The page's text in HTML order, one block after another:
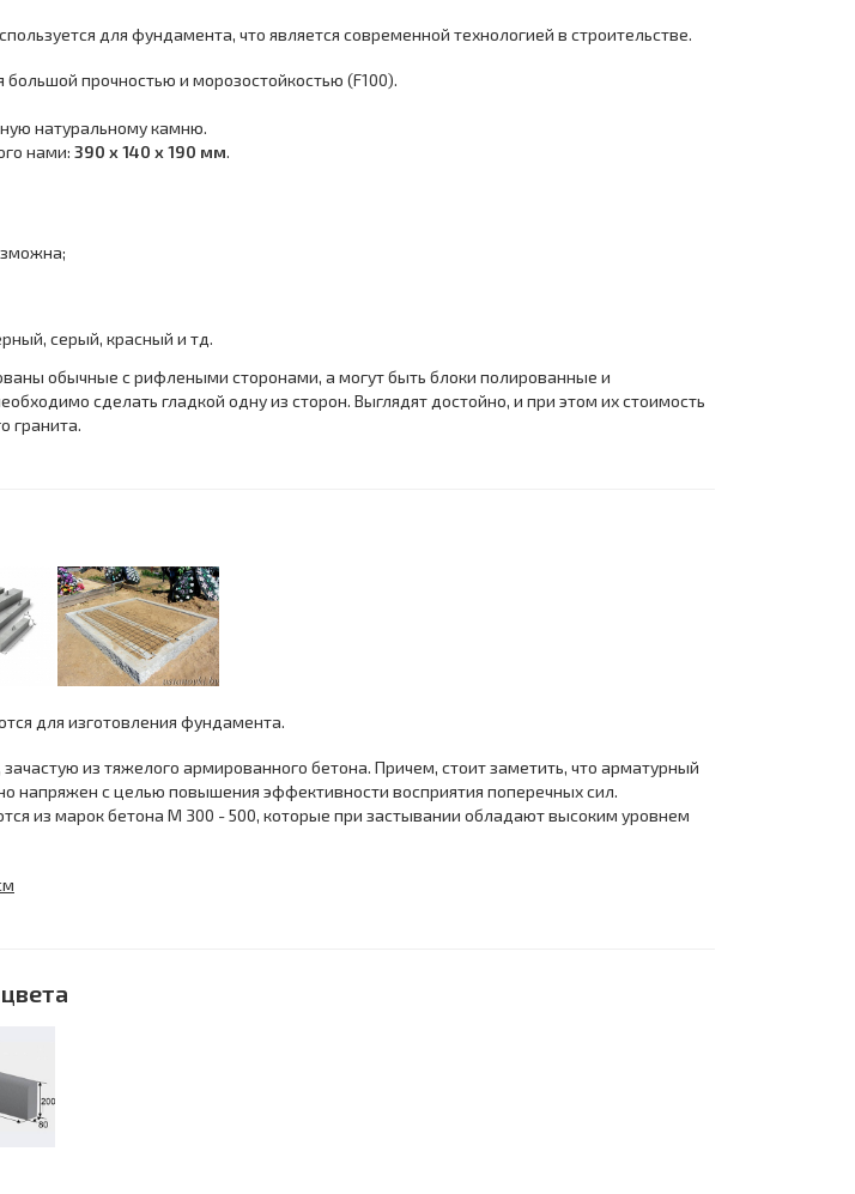
для фундамента, что является современной технологией в строительстве.
прочностью и морозостойкостью (F100).
натуральному камню.
нами: 390 х 140 х 190 мм.
серый, красный и тд.
обычные с рифлеными сторонами, а могут быть блоки полированные и
сделать гладкой одну из сторон. Выглядят достойно, и при этом их стоимость
гранита.
для изготовления фундамента.
из тяжелого армированного бетона. Причем, стоит заметить, что арматурный
напряжен с целью повышения эффективности восприятия поперечных сил.
из марок бетона М 300 - 500, которые при застывании обладают высоким уровнем